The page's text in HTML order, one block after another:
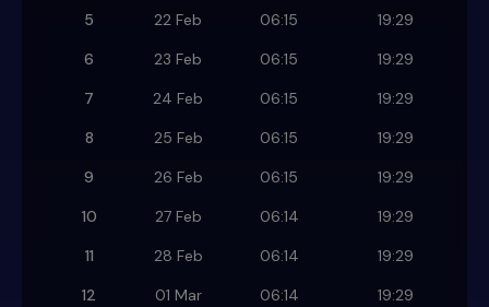
5
22 Feb 06:15
19:29
6
23 Feb 06:15
19:29
7
24 Feb 06:15
19:29
8
25 Feb 06:15
19:29
9
26 Feb 06:15
19:29
10
27 Feb 06:14
19:29
11
28 Feb 06:14
19:29
12
01 Mar 06:14
19:29